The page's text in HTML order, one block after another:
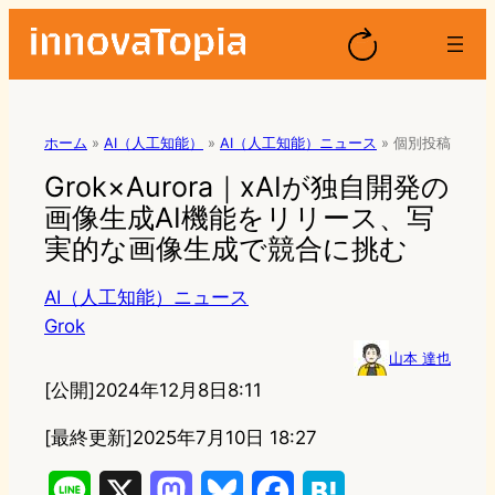
ホーム » AI（人工知能） » AI（人工知能）ニュース » 個別投稿
Grok×Aurora｜xAIが独自開発の
画像生成AI機能をリリース、写
実的な画像生成で競合に挑む
AI（人工知能）ニュース
Grok
山本 達也
[公開]2024年12月8日8:11
[最終更新]2025年7月10日 18:27